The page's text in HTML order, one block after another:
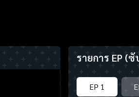
รายการ EP (ซั
EP 1